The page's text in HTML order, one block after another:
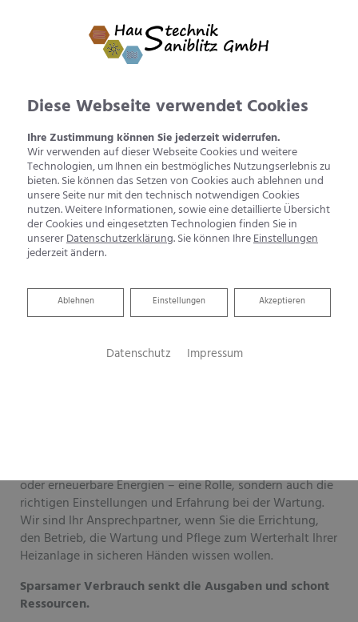
Anspruchsvolle Anlagen – ein
oder erneuerbare Energien – eine Rolle, sondern auch die
richtigen Einstellungen und Erfahrung bei der Wartung.
Wir sind Ihr Ansprechpartner, wenn Sie die Errichtung,
den Betrieb, die Wartung und Pflege zum Werterhalt Ihrer
Heizanlage in sicheren Händen wissen wollen.
Sparsamer Verbrauch senkt die Ausgaben und schont
Ressourcen.
Diese Webseite verwendet Cookies
Ihre Zustimmung können Sie jederzeit widerrufen.
Wir verwenden auf dieser Webseite Cookies und weitere
Technologien, um Ihnen ein bestmögliches Nutzungserlebnis zu
bieten. Sie können das Setzen von Cookies auch ablehnen und
unsere Seite nur mit den technisch notwendigen Cookies
nutzen. Weitere Informationen, sowie eine detaillierte Übersicht
der Cookies und eingesetzten Technologien finden Sie in
unsererDatenschutzerklärung. Sie können IhreEinstellungen
jederzeit ändern.
Akzeptieren
Einstellungen
Ablehnen
Ablehnen
Datenschutz Impressum